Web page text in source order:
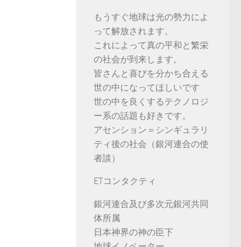
もうすぐ地球は光の勢力によ
って解放されます。
これによって真の平和と繁栄
の社会が到来します。
皆さんと喜びを分かち合える
世の中になってほしいです
世の中を良くするテクノロジ
ー系の話題も好きです。
アセンション＝シンギュラリ
ティ後の社会（銀河連合の使
者談）
ETコンタクティ
銀河連合及び多次元銀河共同
体所属
日本神界の神の臣下